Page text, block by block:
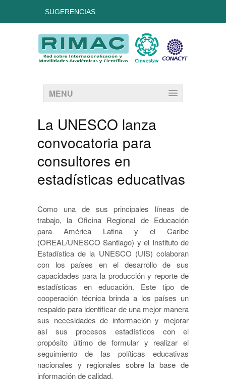
SUGERENCIAS
MENU
La UNESCO lanza
convocatoria para
consultores en
estadísticas educativas
Como una de sus principales líneas de
trabajo, la Oficina Regional de Educación
para América Latina y el Caribe
(OREAL/UNESCO Santiago) y el Instituto de
Estadística de la UNESCO (UIS) colaboran
con los países en el desarrollo de sus
capacidades para la producción y reporte de
estadísticas en educación. Este tipo de
cooperación técnica brinda a los países un
respaldo para identificar de una mejor manera
sus necesidades de información y mejorar
así sus procesos estadísticos con el
propósito último de formular y realizar el
seguimiento de las políticas educativas
nacionales y regionales sobre la base de
información de calidad.